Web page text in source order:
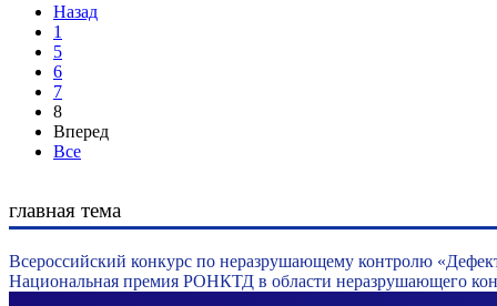
Назад
1
5
6
7
8
Вперед
Все
главная тема
Всероссийский конкурс по неразрушающему контролю
Национальная премия РОНКТД в области неразрушающего